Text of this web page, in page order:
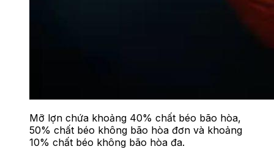
Mỡ lợn chứa khoảng 40% chất béo bão hòa,
50% chất béo không bão hòa đơn và khoảng
10% chất béo không bão hòa đa.